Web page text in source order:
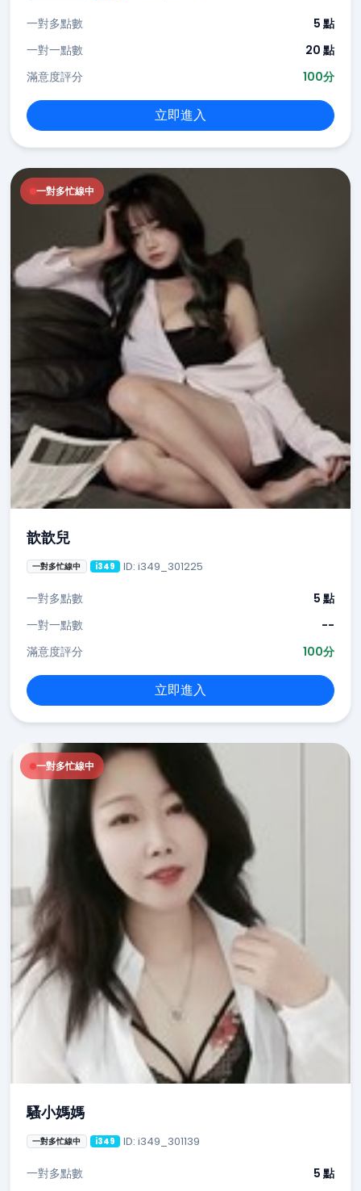
一對多點數
5 點
一對一點數
20 點
滿意度評分
100分
立即進入
一對多忙線中
歆歆兒
一對多忙線中 i349 ID: i349_301225
一對多點數
5 點
一對一點數
--
滿意度評分
100分
立即進入
一對多忙線中
騷小媽媽
一對多忙線中 i349 ID: i349_301139
一對多點數 5 點